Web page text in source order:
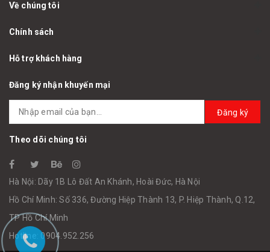
Về chúng tôi
Chính sách
Hỗ trợ khách hàng
Đăng ký nhận khuyến mại
Đăng ký
Theo dõi chúng tôi
Hà Nội: Dãy 1B Lô Đất An Khánh, Hoài Đức, Hà Nội
Hồ Chí Minh: Số 336, Đường Hiệp Thành 13, P. Hiệp Thành, Q.12,
TP Hồ Chí Minh
Hotline: 0904.952.256